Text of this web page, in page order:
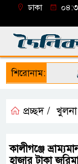
ঢাকা
শিরোনাম:
প্রচ্ছদ / খুলনা
কালীগঞ্জে
হাজার টাকা